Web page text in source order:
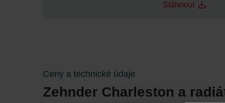
Stáhnout
Ceny a technické údaje
Zehnder Charleston a